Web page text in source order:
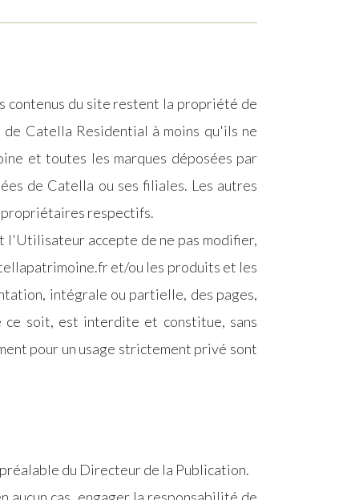
du site restent la propriété de
Catella Residential à moins qu'ils ne
et toutes les marques déposées par
de Catella ou ses filiales. Les autres
propriétaires respectifs.
l'Utilisateur accepte de ne pas modifier,
et/ou les produits et les
intégrale ou partielle, des pages,
soit, est interdite et constitue, sans
pour un usage strictement privé sont
du Directeur de la Publication.